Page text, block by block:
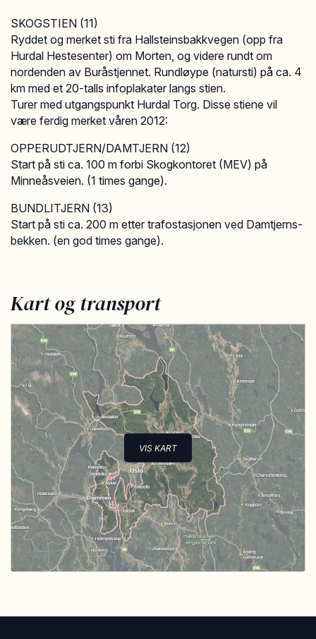
SKOGSTIEN (11)
Ryddet og merket sti fra Hallsteinsbakkvegen (opp fra
Hurdal Hestesenter) om Morten, og videre rundt om
nordenden av Buråstjennet. Rundløype (natursti) på ca. 4
km med et 20-talls infoplakater langs stien.
Turer med utgangspunkt Hurdal Torg. Disse stiene vil
være ferdig merket våren 2012:
OPPERUDTJERN/DAMTJERN (12)
Start på sti ca. 100 m forbi Skogkontoret (MEV) på
Minneåsveien. (1 times gange).
BUNDLITJERN (13)
Start på sti ca. 200 m etter trafostasjonen ved Damtjerns-
bekken. (en god times gange).
Kart og transport
VIS KART